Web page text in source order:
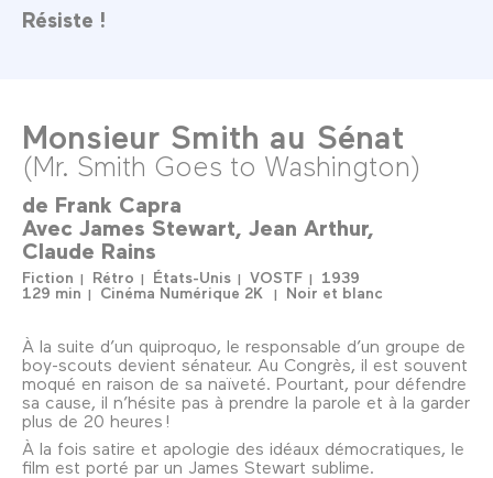
Résiste !
Monsieur Smith au Sénat
(Mr. Smith Goes to Washington)
de Frank Capra
Avec James Stewart Jean Arthur
Claude Rains
Fiction Rétro États-Unis VOSTF
1939
129 min
Cinéma Numérique 2K Noir et blanc
À la suite d’un quiproquo, le responsable d’un groupe de
boy-scouts devient sénateur. Au Congrès, il est souvent
moqué en raison de sa naïveté. Pourtant, pour défendre
sa cause, il n’hésite pas à prendre la parole et à la garder
plus de 20 heures !
À la fois satire et apologie des idéaux démocratiques, le
film est porté par un James Stewart sublime.